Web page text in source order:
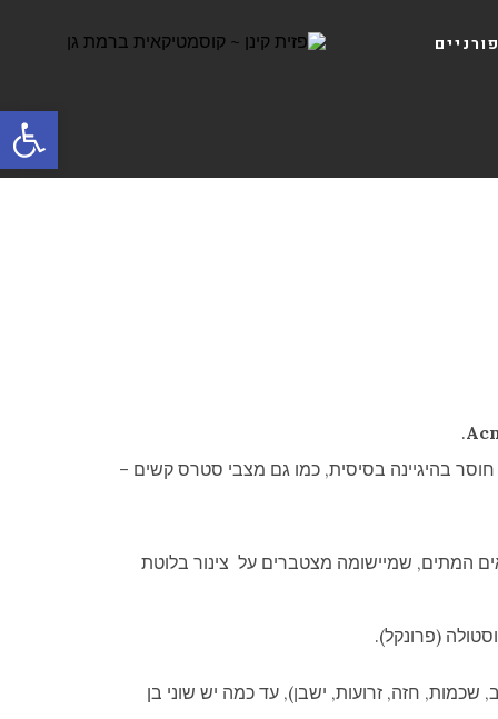
פתח
.
חוסר בהיגיינה בסיסית, כמו גם מצבי סטרס קשים –
המתים, שמיישומה מצטברים על צינור בלוטת
(פרונקל).
חזה, זרועות, ישבן), עד כמה יש שוני בן